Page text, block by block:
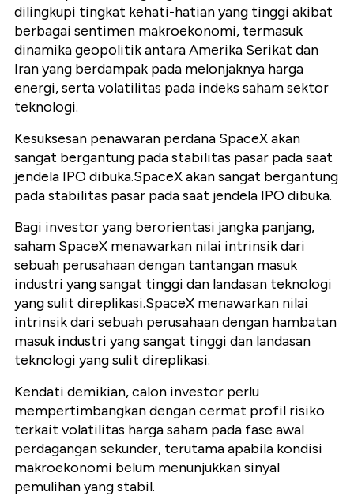
dilingkupi tingkat kehati-hatian yang tinggi akibat
berbagai sentimen makroekonomi, termasuk
dinamika geopolitik antara Amerika Serikat dan
Iran yang berdampak pada melonjaknya harga
energi, serta volatilitas pada indeks saham sektor
teknologi.
Kesuksesan penawaran perdana SpaceX akan
sangat bergantung pada stabilitas pasar pada saat
jendela IPO dibuka.SpaceX akan sangat bergantung
pada stabilitas pasar pada saat jendela IPO dibuka.
Bagi investor yang berorientasi jangka panjang,
saham SpaceX menawarkan nilai intrinsik dari
sebuah perusahaan dengan tantangan masuk
industri yang sangat tinggi dan landasan teknologi
yang sulit direplikasi.SpaceX menawarkan nilai
intrinsik dari sebuah perusahaan dengan hambatan
masuk industri yang sangat tinggi dan landasan
teknologi yang sulit direplikasi.
Kendati demikian, calon investor perlu
mempertimbangkan dengan cermat profil risiko
terkait volatilitas harga saham pada fase awal
perdagangan sekunder, terutama apabila kondisi
makroekonomi belum menunjukkan sinyal
pemulihan yang stabil.